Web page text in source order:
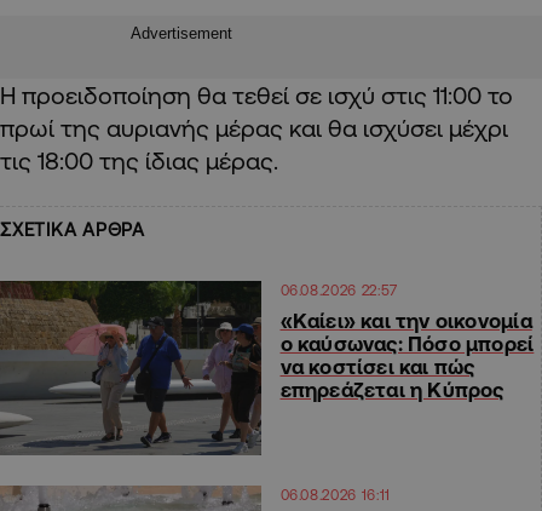
Advertisement
Η προειδοποίηση θα τεθεί σε ισχύ στις 11:00 το
πρωί της αυριανής μέρας και θα ισχύσει μέχρι
τις 18:00 της ίδιας μέρας.
ΣΧΕΤΙΚΑ ΑΡΘΡΑ
06.08.2026 22:57
«Καίει» και την οικονομία
ο καύσωνας: Πόσο μπορεί
να κοστίσει και πώς
επηρεάζεται η Κύπρος
06.08.2026 16:11